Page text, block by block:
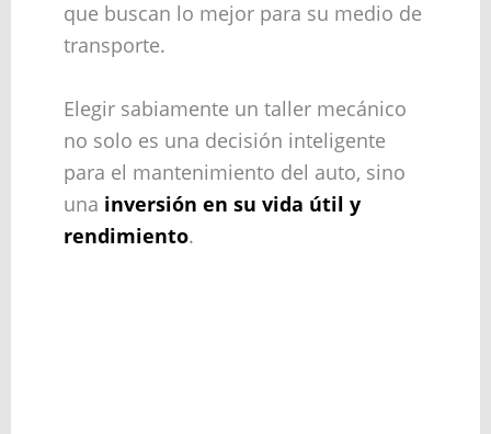
que buscan lo mejor para su medio de
transporte.
Elegir sabiamente un taller mecánico
no solo es una decisión inteligente
para el mantenimiento del auto, sino
una inversión en su vida útil y
rendimiento.